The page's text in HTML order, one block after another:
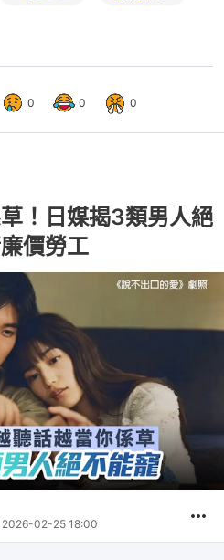
0 0 0
！日媒揭3類男人絕
價勞工
2026-02-25 18:00